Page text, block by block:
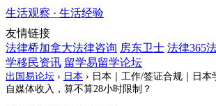
生活观察 · 生活经验
友情链接
法律桥加拿大法律咨询 房东卫士 法律365
学移民资讯 留学易留学论坛
出国易论坛 › 日本 › 日本｜工作/签证合规｜日本
自媒体收入，算不算28小时限制？